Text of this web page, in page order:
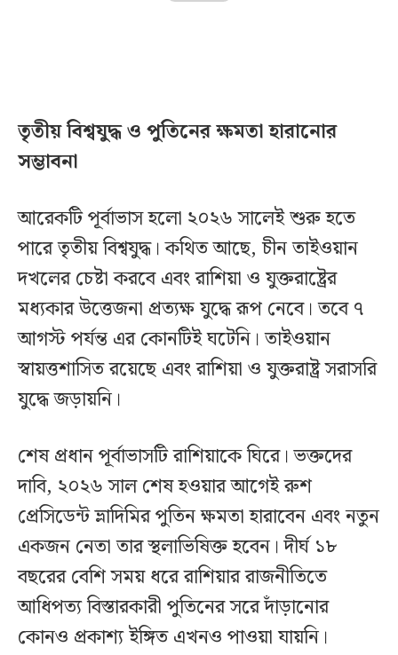
তৃতীয় বিশ্বযুদ্ধ ও পুতিনের ক্ষমতা হারানোর
সম্ভাবনা
আরেকটি পূর্বাভাস হলো ২০২৬ সালেই শুরু হতে
পারে তৃতীয় বিশ্বযুদ্ধ। কথিত আছে, চীন তাইওয়ান
দখলের চেষ্টা করবে এবং রাশিয়া ও যুক্তরাষ্ট্রের
মধ্যকার উত্তেজনা প্রত্যক্ষ যুদ্ধে রূপ নেবে। তবে ৭
আগস্ট পর্যন্ত এর কোনটিই ঘটেনি। তাইওয়ান
স্বায়ত্তশাসিত রয়েছে এবং রাশিয়া ও যুক্তরাষ্ট্র সরাসরি
যুদ্ধে জড়ায়নি।
শেষ প্রধান পূর্বাভাসটি রাশিয়াকে ঘিরে। ভক্তদের
দাবি, ২০২৬ সাল শেষ হওয়ার আগেই রুশ
প্রেসিডেন্ট ভ্লাদিমির পুতিন ক্ষমতা হারাবেন এবং নতুন
একজন নেতা তার স্থলাভিষিক্ত হবেন। দীর্ঘ ১৮
বছরের বেশি সময় ধরে রাশিয়ার রাজনীতিতে
আধিপত্য বিস্তারকারী পুতিনের সরে দাঁড়ানোর
কোনও প্রকাশ্য ইঙ্গিত এখনও পাওয়া যায়নি।